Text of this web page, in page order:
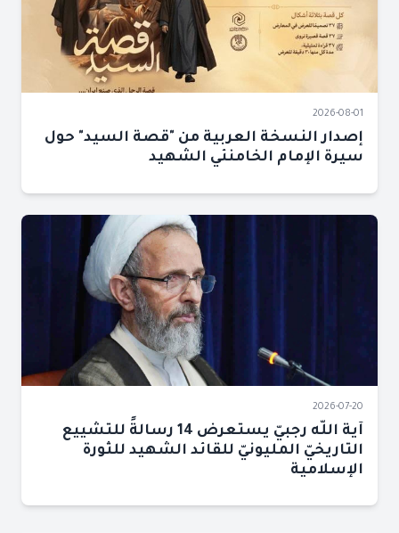
2026-08-01
إصدار النسخة العربية من "قصة السيد" حول
سيرة الإمام الخامنئي الشهيد
2026-07-20
آية اللّه رجبيّ يستعرض 14 رسالةً للتشييع
التاريخيّ المليونيّ للقائد الشهيد للثورة
الإسلامية